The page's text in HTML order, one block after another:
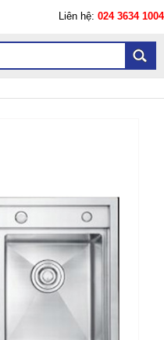
Liên hệ: 024 3634 1004